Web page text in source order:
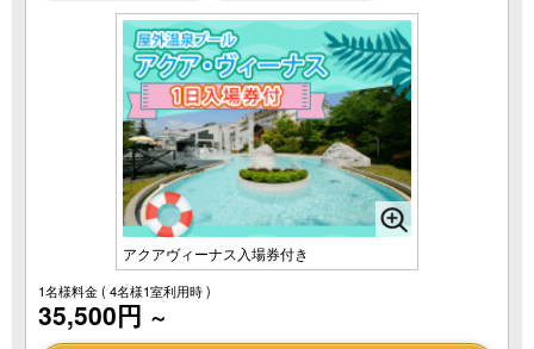
アクアヴィーナス入場券付き
1名様料金( 4名様1室利用時 )
35,500円 ～